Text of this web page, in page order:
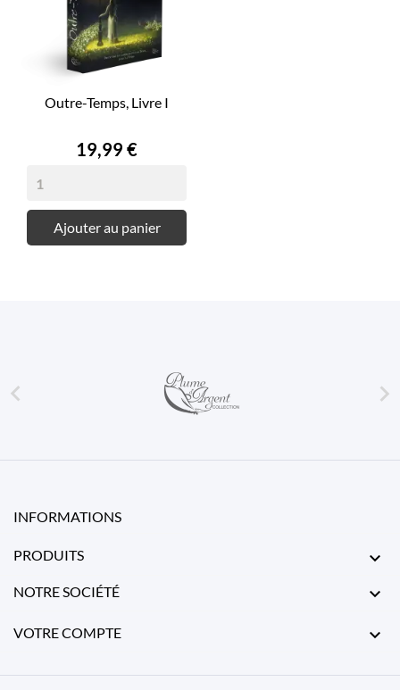
Outre-Temps, Livre I
Prix
19,99 €
Ajouter au panier
 
INFORMATIONS
PRODUITS 
NOTRE SOCIÉTÉ 
VOTRE COMPTE 